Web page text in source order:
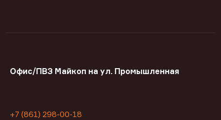
Офис/ПВЗ Майкоп на ул. Промышленная
+7 (861) 298-00-18